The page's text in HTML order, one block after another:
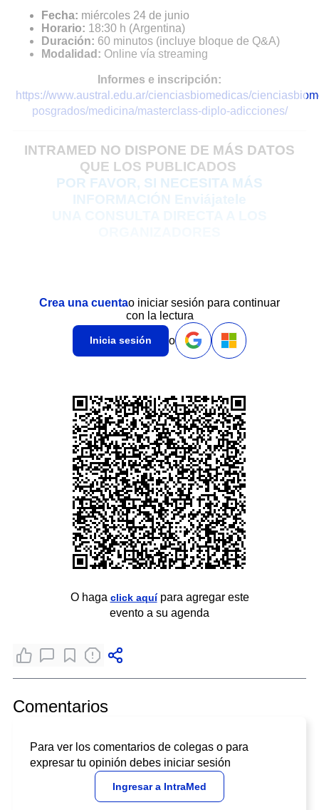
Fecha: miércoles 24 de junio
Horario: 18:30 h (Argentina)
Duración: 60 minutos (incluye bloque de Q&A)
Modalidad: Online vía streaming
Informes e inscripción:
https://www.austral.edu.ar/cienciasbiomedicas/
posgrados/medicina/masterclass-diplo-adicciones/
INTRAMED NO DISPONE DE MÁS DATOS
QUE LOS PUBLICADOS
POR FAVOR, SI NECESITA MÁS
INFORMACIÓN Enviájatele
Crea una cuentao iniciar sesión para continuar
con la lectura
Inicia sesión o
O haga click aquípara agregar este
evento a su agenda
Comentarios
Para ver los comentarios de colegas o para
expresar tu opinión debes iniciar sesión
Ingresar a IntraMed